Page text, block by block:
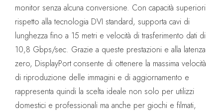
monitor senza alcuna conversione. Con capacità superiori
rispetto alla tecnologia DVI standard, supporta cavi di
lunghezza fino a 15 metri e velocità di trasferimento dati di
10,8 Gbps/sec. Grazie a queste prestazioni e alla latenza
zero, DisplayPort consente di ottenere la massima velocità
di riproduzione delle immagini e di aggiornamento e
rappresenta quindi la scelta ideale non solo per utilizzi
domestici e professionali ma anche per giochi e filmati,